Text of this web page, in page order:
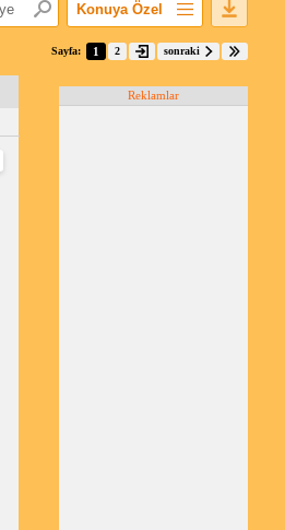
Konuya Özel
Favorilerime Ekle
Popüler Mesajlar
Sayfa: 1 2 sonraki
Reklamlar